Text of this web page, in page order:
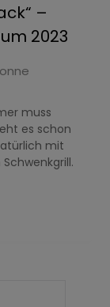
–
2023
muss
es schon
mit